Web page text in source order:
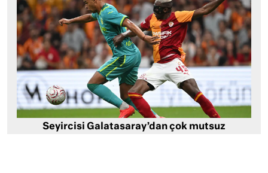
Seyircisi Galatasaray’dan çok mutsuz